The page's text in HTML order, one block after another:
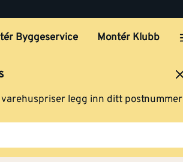
Byggeservice Montér Klubb
legg inn ditt postnummer